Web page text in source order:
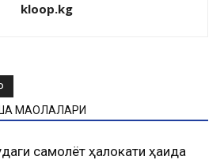
kloop.kg
МАҚОЛАЛАРИ
самолёт ҳалокати ҳақида